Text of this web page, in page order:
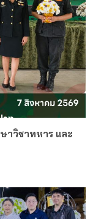
าวิชาทหาร และ